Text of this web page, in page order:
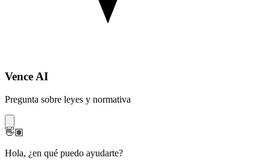
Vence AI
Pregunta sobre leyes y normativa
👋🏽
Hola, ¿en qué puedo ayudarte?